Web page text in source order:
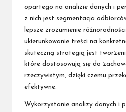
opartego na analizie danych i
z nich jest segmentacja
lepsze zrozumienie
ukierunkowanie treści na
skuteczną strategią jest
które dostosowują się do
rzeczywistym, dzięki czemu
efektywne.
Wykorzystanie analizy danych i